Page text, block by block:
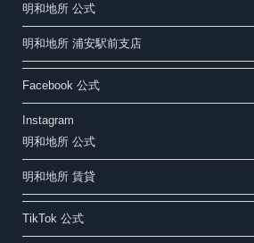
明和地所 公式
明和地所 浦安駅前支店
Facebook 公式
Instagram
明和地所 公式
明和地所 賃貸
TikTok 公式